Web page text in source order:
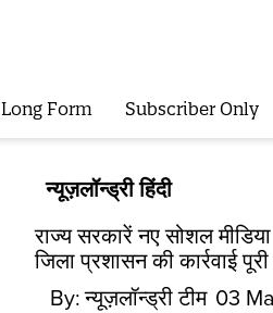
Long Form Subscriber Only
न्यूज़लॉन्ड्री हिंदी
राज्य सरकारें नए सोशल
जिला प्रशासन की कार्रवाई
By: न्यूज़लॉन्ड्री टीम 03